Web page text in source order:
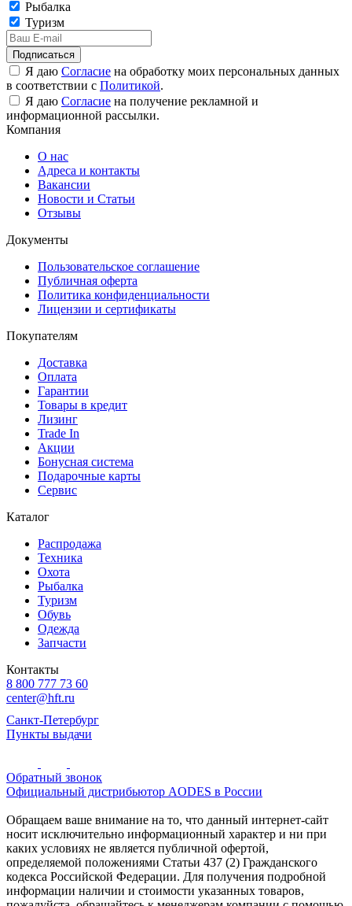
Рыбалка
Туризм
Подписаться
Я даю Согласие на обработку моих персональных данных
в соответствии с Политикой.
Я даю Согласие на получение рекламной и
информационной рассылки.
Компания
О нас
Адреса и контакты
Вакансии
Новости и Статьи
Отзывы
Документы
Пользовательское соглашение
Публичная оферта
Политика конфиденциальности
Лицензии и сертификаты
Покупателям
Доставка
Оплата
Гарантии
Товары в кредит
Лизинг
Trade In
Акции
Бонусная система
Подарочные карты
Сервис
Каталог
Распродажа
Техника
Охота
Рыбалка
Туризм
Обувь
Одежда
Запчасти
Контакты
8 800 777 73 60
center@hft.ru
Санкт-Петербург
Пункты выдачи
Обратный звонок
Официальный дистрибьютор AODES в России
Обращаем ваше внимание на то, что данный интернет-сайт
носит исключительно информационный характер и ни при
каких условиях не является публичной офертой,
определяемой положениями Статьи 437 (2) Гражданского
кодекса Российской Федерации. Для получения подробной
информации наличии и стоимости указанных товаров,